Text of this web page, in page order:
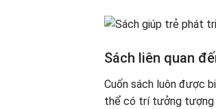
Sách liên quan
Cuốn sách luôn được
thể có trí tưởng tượng